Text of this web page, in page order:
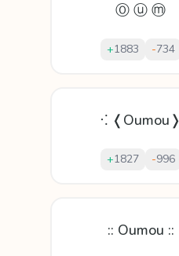
Ⓞ ⓤ ⓜ
+1883 -734
⁖ ❬Oumou❭
+1827 -996
:: Oumou ::